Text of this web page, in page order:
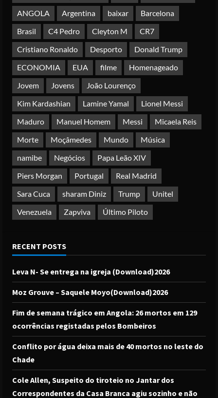
5
Irão reabre Estreito de Ormuz
durante trégua de 10 dias entre Israel
e Líbano
Posted on 4 months ago
ANGOLA
Argentina baixar
Barcelona
Brasil
C4 Pedro Cleyton M
CR7
Cristiano Ronaldo
Desporto
Donald Trump
ECONOMIA
EUA filme
Homenageado
Jovem
Jovens
João Lourenço
Kim Kardashian
Lamine Yamal
Lionel Messi
Maduro
Manuel Homem Messi
Micaela Reis
Morte
Moçâmedes Mundo
Música
namibe
Negócios
Papa Leão XIV
Piers Morgan
Portugal
Real Madrid
Sara Cuca
sharam Diniz Trump
Unitel
Venezuela
Zapviva Último Piloto
RECENT POSTS
Leva N- Se entrega na igreja (Download)2026
Moz Grouve – Saquele Moyo(Download)2026
Fim de semana trágico em Angola: 26 mortos em 129
ocorrências registadas pelos Bombeiros
Conflito por água deixa mais de 40 mortos no leste do
Chade
Cole Allen, Suspeito do tiroteio no Jantar dos
Correspondentes da Casa Branca agiu sozinho e não